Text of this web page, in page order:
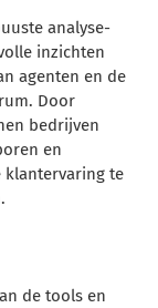
analyse-
inzichten
agenten en de
Door
bedrijven
en
klantervaring te
de tools en